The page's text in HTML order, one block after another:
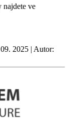
najdete ve
2025 | Autor: